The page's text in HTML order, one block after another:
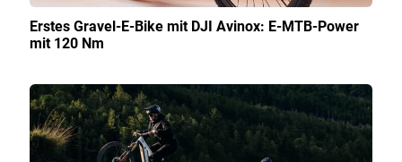
Erstes Gravel-E-Bike mit DJI Avinox: E-MTB-Power
mit 120 Nm